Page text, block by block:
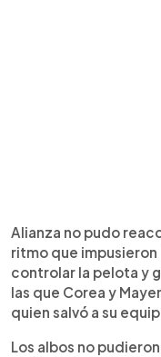
Alianza no pudo
ritmo que impusieron
controlar la pelota y
las que Corea y
quien salvó a su
Los albos no